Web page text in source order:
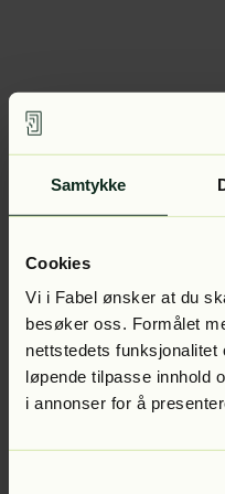
Samtykke
Cookies
Vi i Fabel ønsker at du
besøker oss. Formålet
nettstedets
løpende tilpasse innhold
i annonser for å